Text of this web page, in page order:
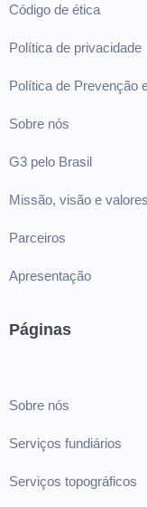
Código de ética
Política de privacidade
Política de Prevenção
Sobre nós
G3 pelo Brasil
Missão, visão e valores
Parceiros
Apresentação
Páginas
Sobre nós
Serviços fundiários
Serviços topográficos